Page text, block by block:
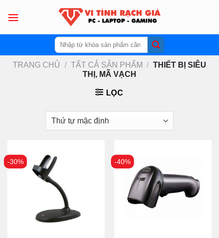
Tìm
kiếm:
TRANG CHỦ / TẤT CẢ SẢN PHẨM / THIẾT BỊ SIÊU
THỊ, MÃ VẠCH
LỌC
-30% -40%